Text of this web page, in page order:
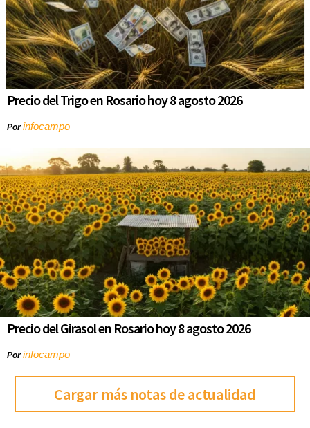
Precio del Trigo en Rosario hoy 8 agosto 2026
Porinfocampo
Precio del Girasol en Rosario hoy 8 agosto 2026
Porinfocampo
Cargar más notas de actualidad